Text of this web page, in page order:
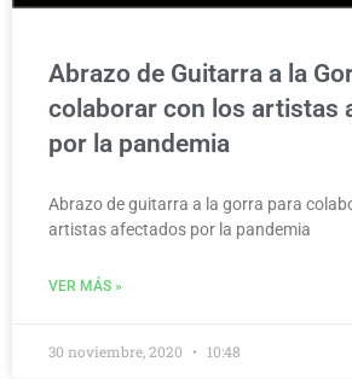
Abrazo de Guitarra a la
colaborar con los artistas
por la pandemia
Abrazo de guitarra a la gorra para
artistas afectados por la pandemia
VER MÁS »
30 noviembre, 2020 10:48